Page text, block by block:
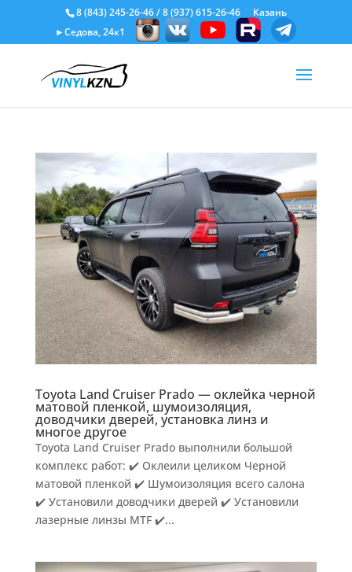
8 (843) 245-26-46/8 (937) 615-26-46
Казань
►Седова, 24к1
Toyota Land Cruiser Prado — оклейка черной
матовой пленкой, шумоизоляция,
доводчики дверей, установка линз и
многое другое
Toyota Land Cruiser Prado выполнили большой
комплекс работ: ✔️ Оклеили целиком Черной
матовой пленкой ✔️ Шумоизоляция всего салона
✔️ Установили доводчики дверей ✔️ Установили
лазерные линзы MTF ✔️...